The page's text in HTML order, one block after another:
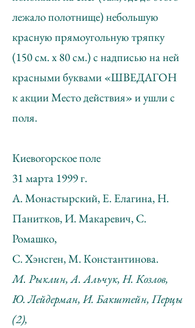
лежало полотнище) небольшую
красную прямоугольную тряпку
(150 см. х 80 см.) с надписью на ней
красными буквами «ШВЕДАГОН
к акции Место действия» и ушли с
поля.
Киевогорское поле
31 марта 1999 г.
А. Монастырский, Е. Елагина, Н.
Панитков, И. Макаревич, С.
Ромашко,
С. Хэнсген, М. Константинова.
М. Рыклин, А. Альчук, Н. Козлов,
Ю. Лейдерман, И. Бакштейн, Перцы
(2),